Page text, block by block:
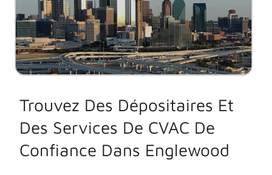
Trouvez Des Dépositaires Et
Des Services De CVAC De
Confiance Dans Englewood